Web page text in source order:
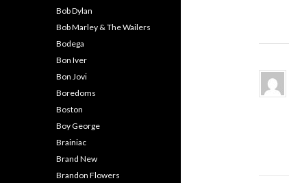
Bob Dylan
Bob Marley & The Wailers
Bodega
Bon Iver
Bon Jovi
Boredoms
Boston
Boy George
Brainiac
Brand New
Brandon Flowers